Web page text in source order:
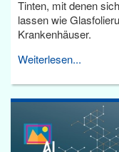
Tinten, mit denen
lassen wie
Krankenhäuser.
Weiterlesen...